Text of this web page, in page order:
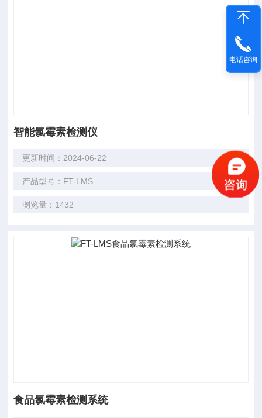
智能氯霉素检测仪
更新时间：2024-06-22
产品型号：FT-LMS
浏览量：1432
食品氯霉素检测系统
电话咨询